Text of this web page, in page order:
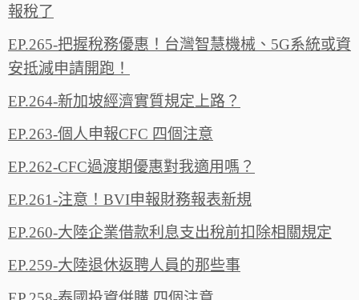
報稅了
EP.265-把握稅務優惠！台灣智慧機械、5G系統或資
安抵減申請開跑！
EP.264-新加坡經濟實質規定上路？
EP.263-個人申報CFC 四個注意
EP.262-CFC過渡期優惠對我適用嗎？
EP.261-注意！BVI申報財務報表新規
EP.260-大陸企業借款利息支出稅前扣除相關規定
EP.259-大陸退休返聘人員的那些事